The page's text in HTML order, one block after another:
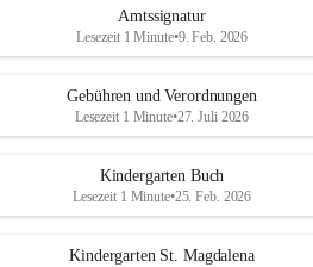
Amtssignatur
Lesezeit 1 Minute•9. Feb. 2026
Gebühren und Verordnungen
Lesezeit 1 Minute•27. Juli 2026
Kindergarten Buch
Lesezeit 1 Minute•25. Feb. 2026
Kindergarten St. Magdalena